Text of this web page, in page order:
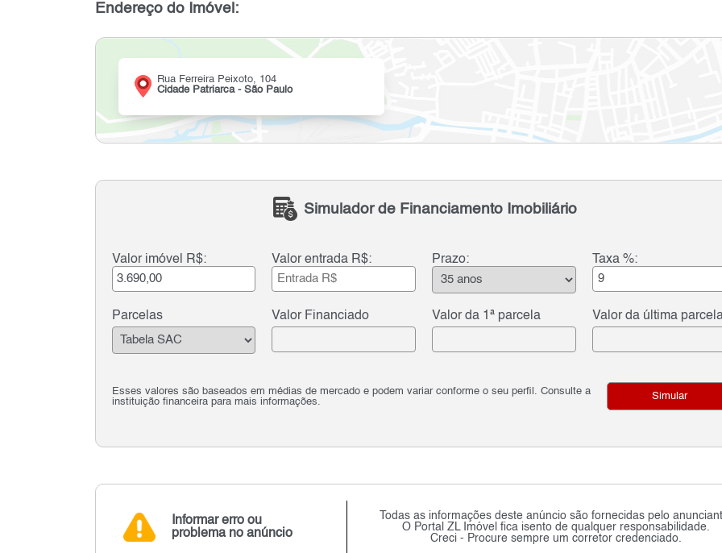
Endereço do Imóvel:
Rua Ferreira Peixoto, 104
Cidade Patriarca - São Paulo
Simulador de Financiamento Imobiliário
Valor imóvel R$: Valor entrada R$: Prazo: Taxa %:
Parcelas Valor Financiado Valor da 1ª parcela Valor da última
Esses valores são baseados em médias de mercado e podem variar conforme o seu perfil. Consulte a
instituição financeira para mais informações.
Simular
Informar erro ou
problema no anúncio
Todas as informações deste anúncio são fornecidas pelo
O Portal ZL Imóvel fica isento de qualquer responsabilidade.
Creci - Procure sempre um corretor credenciado.